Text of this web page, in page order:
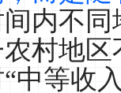
内不同
村地区
中等收